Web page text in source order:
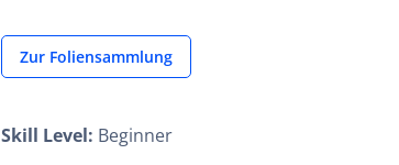
Zur Foliensammlung
Skill Level: Beginner